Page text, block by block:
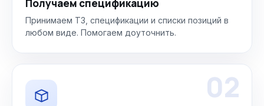
Получаем спецификацию
Принимаем ТЗ, спецификации и списки позиций в
любом виде. Помогаем доуточнить.
02